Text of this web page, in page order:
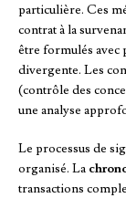
particulière. Ces
contrat à la
être formulés
divergente. Les
(contrôle des
une analyse
Le processus de
organisé. La
transactions